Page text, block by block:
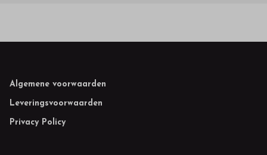
Footer
Algemene voorwaarden
Leveringsvoorwaarden
Privacy Policy